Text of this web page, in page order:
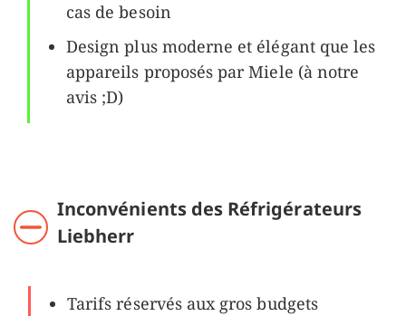
cas de besoin
Design plus moderne et élégant que les
appareils proposés par Miele (à notre
avis ;D)
Inconvénients des Réfrigérateurs
Liebherr
Tarifs réservés aux gros budgets